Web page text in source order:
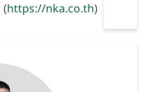
(https://nka.co.th)